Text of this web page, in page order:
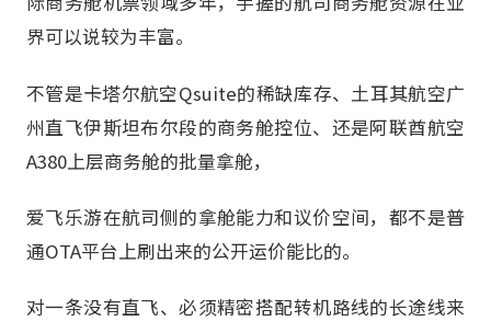
界可以说较为丰富。
不管是卡塔尔航空Qsuite的稀缺库存、土耳其航空广
州直飞伊斯坦布尔段的商务舱控位、还是阿联酋航空
A380上层商务舱的批量拿舱，
爱飞乐游在航司侧的拿舱能力和议价空间，都不是普
通OTA平台上刷出来的公开运价能比的。
对一条没有直飞、必须精密搭配转机路线的长途线来